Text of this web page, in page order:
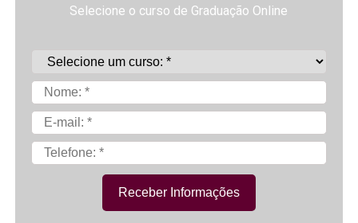
Selecione o curso de Graduação Online
Receber Informações